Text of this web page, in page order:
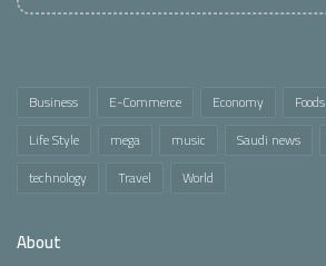
Business E-Commerce Economy Foods
Life Style
mega music Saudi news
technology
Travel World
About